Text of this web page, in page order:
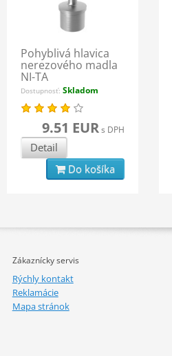
Pohyblivá hlavica
nerezového madla
NI-TA
Dostupnosť:Skladom
9.51 EURs DPH
Detail
Do košíka
Zákaznícky servis
Rýchly kontakt
Reklamácie
Mapa stránok